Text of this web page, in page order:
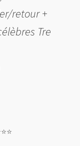
retour +
Tre